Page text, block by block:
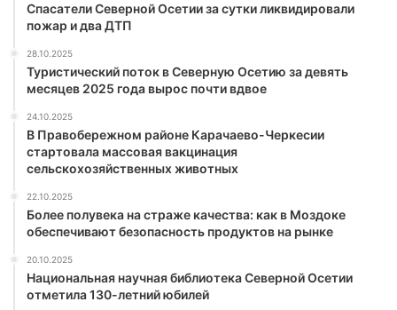
Спасатели Северной Осетии за сутки ликвидировали
пожар и два ДТП
28.10.2025
Туристический поток в Северную Осетию за девять
месяцев 2025 года вырос почти вдвое
24.10.2025
В Правобережном районе Карачаево-Черкесии
стартовала массовая вакцинация
сельскохозяйственных животных
22.10.2025
Более полувека на страже качества: как в Моздоке
обеспечивают безопасность продуктов на рынке
20.10.2025
Национальная научная библиотека Северной Осетии
отметила 130-летний юбилей